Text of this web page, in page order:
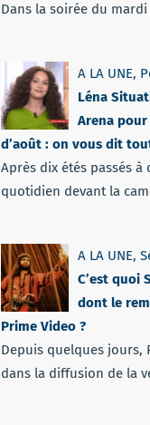
Dans la soirée du mardi
A LA UNE,
Léna
Arena pour
d’août : on vous dit
Après dix étés passés
quotidien devant la
A LA UNE,
C’est quoi
dont le
Prime Video ?
Depuis quelques jours,
dans la diffusion de la